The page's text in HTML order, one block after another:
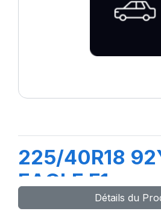
225/40R18
EAGLE F1
Détails du